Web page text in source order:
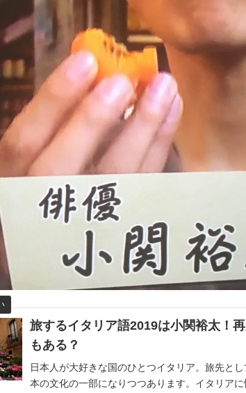
旅するイタリア語2019は小関裕太！
もある？
日本人が大好きな国のひとつイタリア。旅先と
本の文化の一部になりつつあります。イタリア